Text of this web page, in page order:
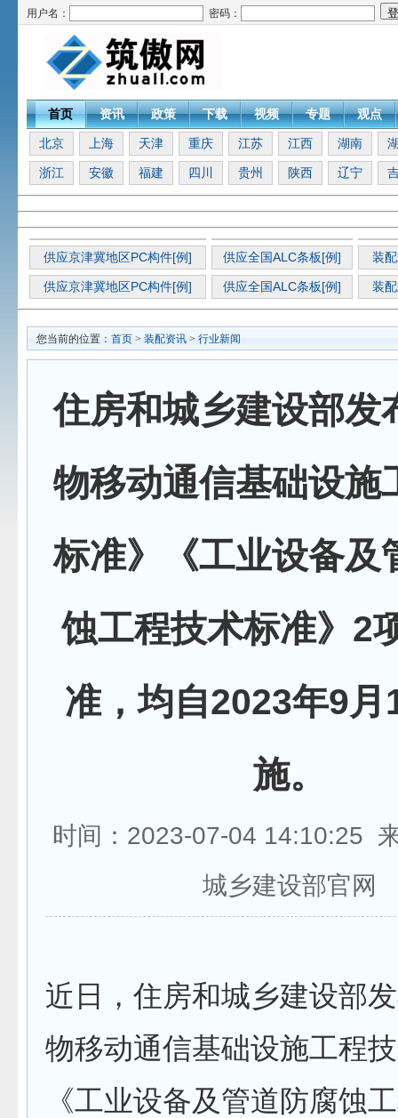
用户名： 密码：
首页 资讯 政策 下载 视频 专题 观点
北京 上海 天津 重庆 江苏 江西 湖南
浙江 安徽 福建 四川 贵州 陕西 辽宁
供应京津冀地区PC构件[例] 供应全国ALC条板[例] 装
供应京津冀地区PC构件[例] 供应全国ALC条板[例] 装
您当前的位置： 首页 > 装配资讯 > 行业新闻
住房和城乡建设部发
物移动通信基础设施
标准》《工业设备及
蚀工程技术标准》2
准，均自2023年9月
施。
时间：2023-07-04 14:10:25
城乡建设部官网
近日，住房和城乡建设部
物移动通信基础设施工程
《工业设备及管道防腐蚀